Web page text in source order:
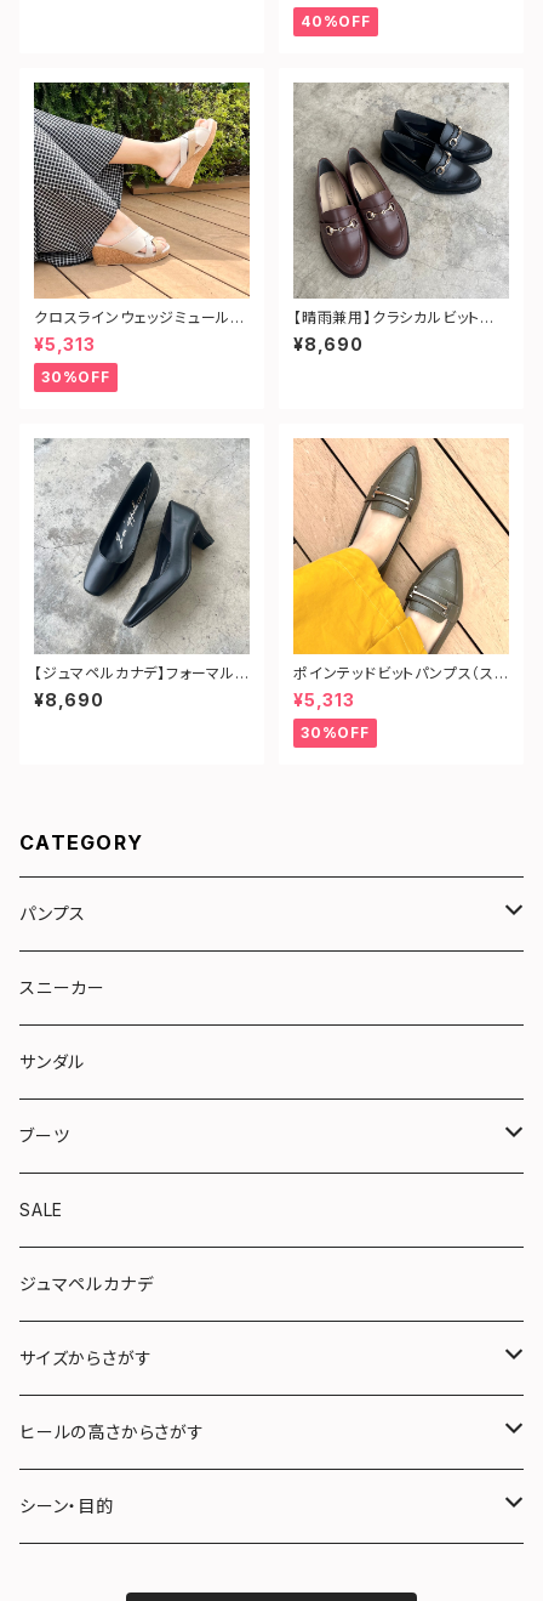
40%OFF
クロスラインウェッジミュールサ
ンダル
¥5,313
30%OFF
【晴雨兼用】クラシカルビットロ
ーファー
¥8,690
【ジュマペルカナデ】フォーマルス
クエアパンプス
¥8,690
ポインテッドビットパンプス（ス
ネーク型押し）
¥5,313
30%OFF
CATEGORY
パンプス
リボン
トラッド
やさしい靴シリーズ
スニーカー
サンダル
ブーツ
ショート
ロング
SALE
ジュマペルカナデ
サイズからさがす
22.0〜22.5cm (S)
23.0〜23.5cm (M)
ヒールの高さからさがす
３cm未満
シーン・目的